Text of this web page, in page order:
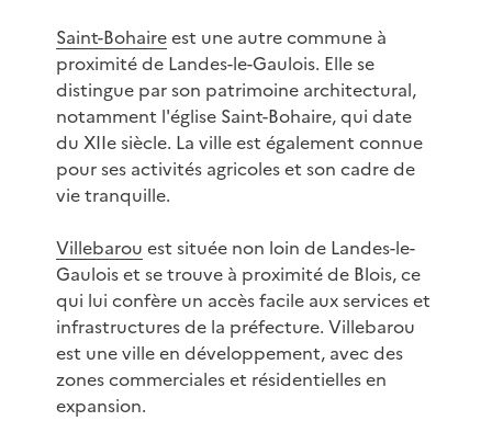
Saint-Bohaireest une autre commune à
proximité de Landes-le-Gaulois. Elle se
distingue par son patrimoine architectural,
notamment l'église Saint-Bohaire, qui date
du XIIe siècle. La ville est également connue
pour ses activités agricoles et son cadre de
vie tranquille.
Villebarou est située non loin de Landes-le-
Gaulois et se trouve à proximité de Blois, ce
qui lui confère un accès facile aux services et
infrastructures de la préfecture. Villebarou
est une ville en développement, avec des
zones commerciales et résidentielles en
expansion.